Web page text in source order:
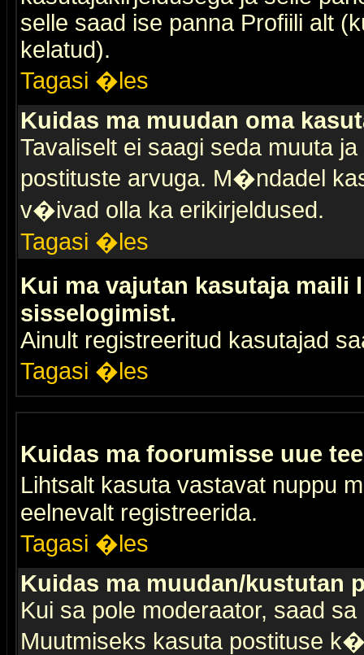
selle saad ise panna Profiili alt
kelatud).
Tagasi �les
Kuidas ma muudan oma
Tavaliselt ei saagi seda muuta
postituste arvuga. M�ndadel
v�ivad olla ka erikirjeldused.
Tagasi �les
Kui ma vajutan kasutaja
sisselogimist.
Ainult registreeritud kasutajad
Tagasi �les
Kuidas ma foorumisse uue
Lihtsalt kasuta vastavat nuppu
eelnevalt registreerida.
Tagasi �les
Kuidas ma muudan/kustutan
Kui sa pole moderaator, saad
Muutmiseks kasuta postituse